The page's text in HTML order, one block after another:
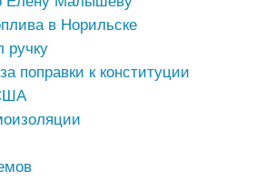
в Норильске
ручку
поправки к конституции